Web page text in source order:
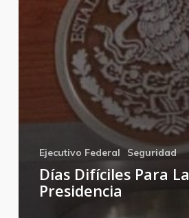
Ejecutivo Federal Seguridad
Días Difíciles Para La
Presidencia